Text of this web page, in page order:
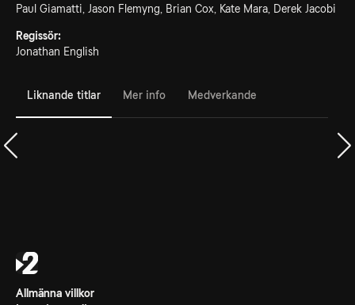
Paul Giamatti, Jason Flemyng, Brian Cox, Kate Mara, Derek Jacobi
Regissör:
Jonathan English
Liknande titlar Mer info Medverkande
Allmänna villkor